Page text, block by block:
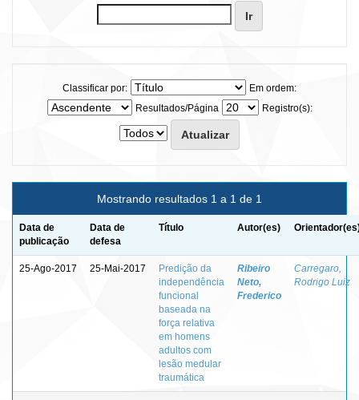
Classificar por:
Em ordem:
Resultados/Página
Registro(s):
Mostrando resultados 1 a 1 de 1
Data de
publicação
Data de
defesa
Título Autor(es)
25-Ago-2017 25-Mai-2017
Predição da
independência
funcional
baseada na
força relativa
em homens
adultos com
lesão medular
traumática
Ribeiro
Neto,
Frederico
Carregaro,
Rodrigo Luiz